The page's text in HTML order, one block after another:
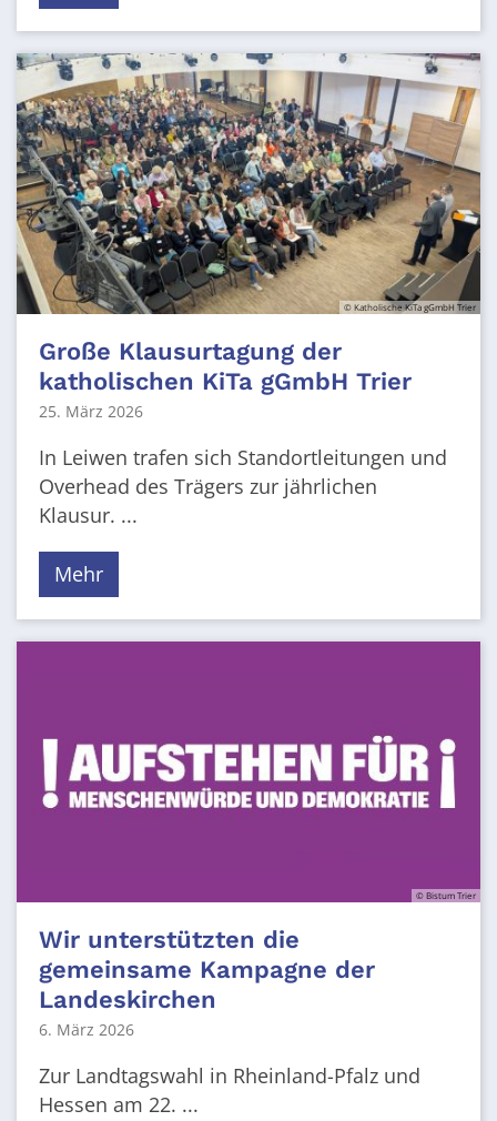
© Katholische KiTa gGmbH Trier
Große Klausurtagung der
katholischen KiTa gGmbH Trier
25. März 2026
In Leiwen trafen sich Standortleitungen und
Overhead des Trägers zur jährlichen
Klausur. ...
Mehr
© Bistum Trier
Wir unterstützten die
gemeinsame Kampagne der
Landeskirchen
6. März 2026
Zur Landtagswahl in Rheinland-Pfalz und
Hessen am 22. ...